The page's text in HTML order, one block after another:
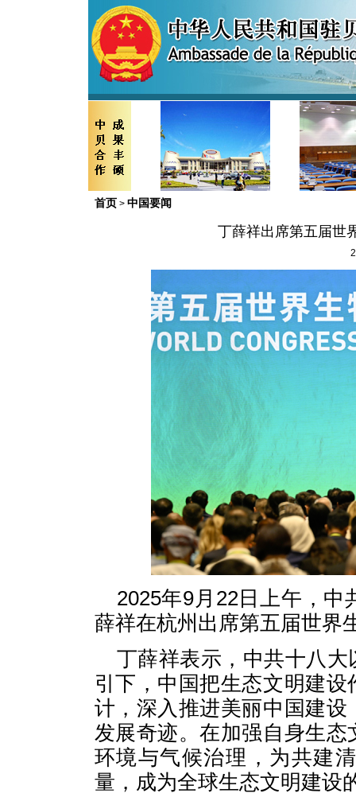
首页 > 中国要闻
丁薛祥出席第五届世
2025年9月22日上午，
薛祥在杭州出席第五届世界
丁薛祥表示，中共十八
引下，中国把生态文明建
计，深入推进美丽中国建
发展奇迹。在加强自身生
环境与气候治理，为共建
量，成为全球生态文明建设